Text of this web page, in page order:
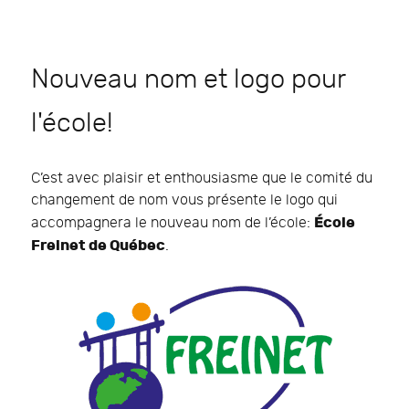
Nouveau nom et logo pour
l'école!
C’est avec plaisir et enthousiasme que le comité du
changement de nom vous présente le logo qui
accompagnera le nouveau nom de l’école: École
Freinet de Québec.